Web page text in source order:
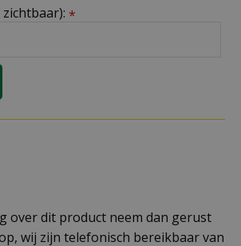
*
over dit product neem dan gerust
wij zijn telefonisch bereikbaar van